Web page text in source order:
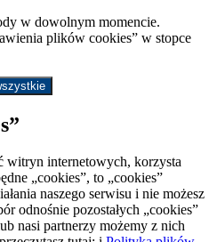
w dowolnym momencie.
plików cookies” w stopce
witryn internetowych, korzysta
„cookies”, to „cookies”
naszego serwisu i nie możesz
odnośnie pozostałych „cookies”
nasi partnerzy możemy z nich